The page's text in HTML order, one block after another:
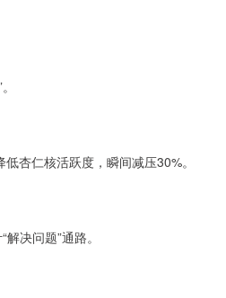
杏仁核活跃度，瞬间减压30%。
决问题”通路。